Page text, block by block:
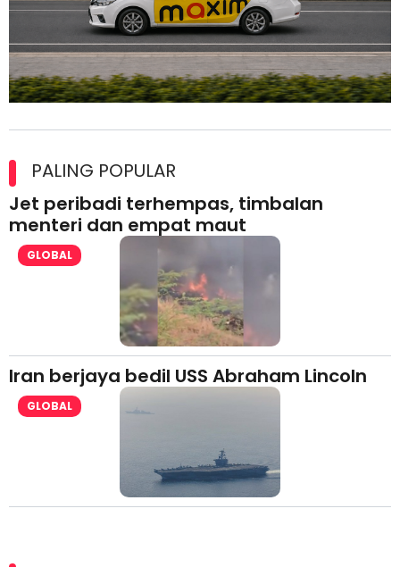
lesen separuh pertama 2026
PALING POPULAR
Jet peribadi terhempas, timbalan
menteri dan empat maut
GLOBAL
Iran berjaya bedil USS Abraham Lincoln
GLOBAL